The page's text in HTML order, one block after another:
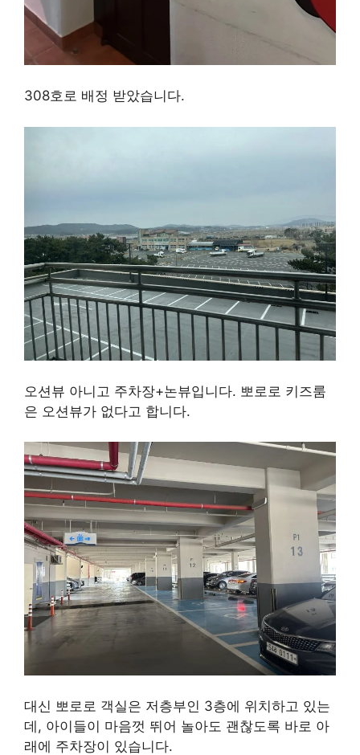
308호로 배정 받았습니다.
오션뷰 아니고 주차장+논뷰입니다. 뽀로로 키즈룸
은 오션뷰가 없다고 합니다.
대신 뽀로로 객실은 저층부인 3층에 위치하고 있는
데, 아이들이 마음껏 뛰어 놀아도 괜찮도록 바로 아
래에 주차장이 있습니다.